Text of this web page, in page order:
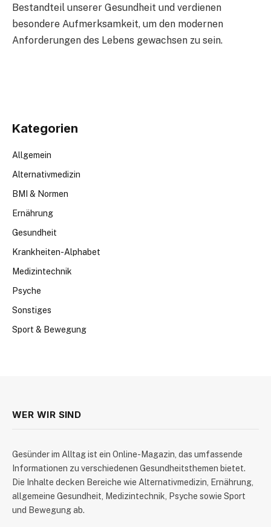
Bestandteil unserer Gesundheit und verdienen
besondere Aufmerksamkeit, um den modernen
Anforderungen des Lebens gewachsen zu sein.
Kategorien
Allgemein
Alternativmedizin
BMI & Normen
Ernährung
Gesundheit
Krankheiten-Alphabet
Medizintechnik
Psyche
Sonstiges
Sport & Bewegung
WER WIR SIND
​Gesünder im Alltag ist ein Online-Magazin, das umfassende
Informationen zu verschiedenen Gesundheitsthemen bietet.
Die Inhalte decken Bereiche wie Alternativmedizin, Ernährung,
allgemeine Gesundheit, Medizintechnik, Psyche sowie Sport
und Bewegung ab.